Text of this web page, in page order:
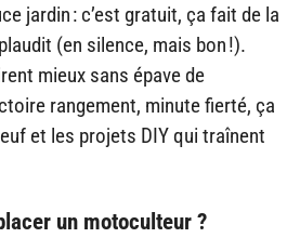
jardin : c’est gratuit, ça fait de la
(en silence, mais bon !).
mieux sans épave de
rangement, minute fierté, ça
et les projets DIY qui traînent
un motoculteur ?